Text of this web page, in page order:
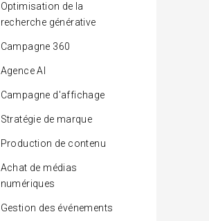
Optimisation de la
recherche générative
Campagne 360
Agence AI
Campagne d'affichage
Stratégie de marque
Production de contenu
Achat de médias
numériques
Gestion des événements